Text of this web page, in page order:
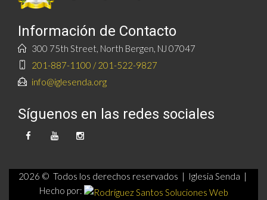
Información de Contacto
300 75th Street, North Bergen, NJ 07047
201-887-1100 / 201-522-9827
info@iglesenda.org
Síguenos en las redes sociales
2026 © Todos los derechos reservados | Iglesia Senda |
Hecho por: